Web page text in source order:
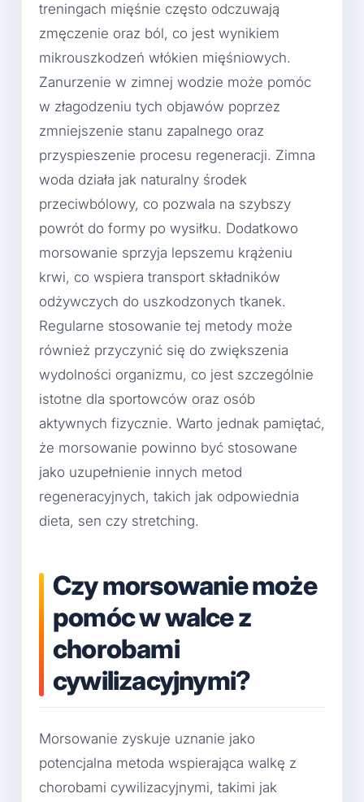
treningach mięśnie często odczuwają
zmęczenie oraz ból, co jest wynikiem
mikrouszkodzeń włókien mięśniowych.
Zanurzenie w zimnej wodzie może pomóc
w złagodzeniu tych objawów poprzez
zmniejszenie stanu zapalnego oraz
przyspieszenie procesu regeneracji. Zimna
woda działa jak naturalny środek
przeciwbólowy, co pozwala na szybszy
powrót do formy po wysiłku. Dodatkowo
morsowanie sprzyja lepszemu krążeniu
krwi, co wspiera transport składników
odżywczych do uszkodzonych tkanek.
Regularne stosowanie tej metody może
również przyczynić się do zwiększenia
wydolności organizmu, co jest szczególnie
istotne dla sportowców oraz osób
aktywnych fizycznie. Warto jednak pamiętać,
że morsowanie powinno być stosowane
jako uzupełnienie innych metod
regeneracyjnych, takich jak odpowiednia
dieta, sen czy stretching.
Czy morsowanie może
pomóc w walce z
chorobami
cywilizacyjnymi?
Morsowanie zyskuje uznanie jako
potencjalna metoda wspierająca walkę z
chorobami cywilizacyjnymi, takimi jak